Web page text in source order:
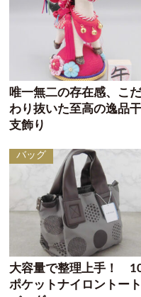
唯一無二の存在感、こ
わり抜いた至高の逸品干
支飾り
バッグ
大容量で整理上手！
ポケットナイロントート